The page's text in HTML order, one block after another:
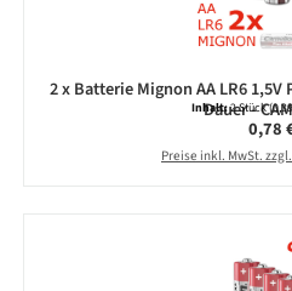
2 x Batterie Mignon AA LR6
Dauer -
Inhalt:2 Stück
0,78
Preise inkl. MwSt.